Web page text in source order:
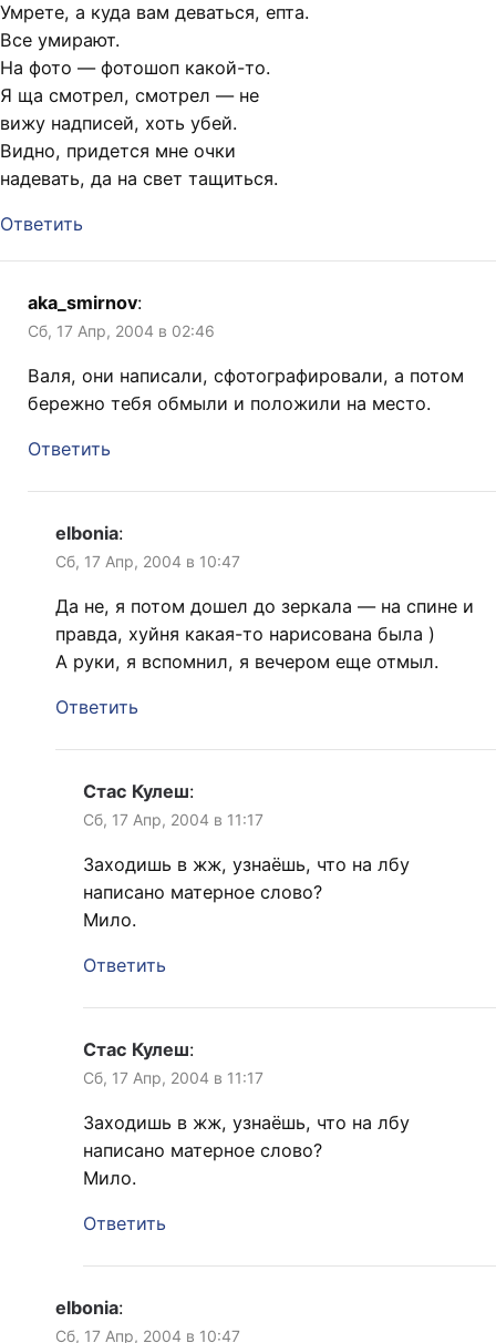
Умрете, а куда вам деваться, епта.
Все умирают.
На фото — фотошоп какой-то.
Я ща смотрел, смотрел — не
вижу надписей, хоть убей.
Видно, придется мне очки
надевать, да на свет тащиться.
Ответить
aka_smirnov:
Сб, 17 Апр, 2004 в 02:46
Валя, они написали, сфотографировали, а потом
бережно тебя обмыли и положили на место.
Ответить
elbonia:
Сб, 17 Апр, 2004 в 10:47
Да не, я потом дошел до зеркала — на спине и
правда, хуйня какая-то нарисована была )
А руки, я вспомнил, я вечером еще отмыл.
Ответить
Стас Кулеш:
Сб, 17 Апр, 2004 в 11:17
Заходишь в жж, узнаёшь, что на лбу
написано матерное слово?
Мило.
Ответить
Стас Кулеш:
Сб, 17 Апр, 2004 в 11:17
Заходишь в жж, узнаёшь, что на лбу
написано матерное слово?
Мило.
Ответить
elbonia:
Сб, 17 Апр, 2004 в 10:47